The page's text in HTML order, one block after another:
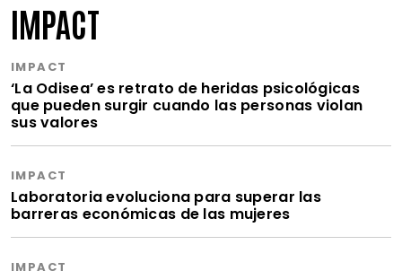
IMPACT
IMPACT
‘La Odisea’ es retrato de heridas psicológicas
que pueden surgir cuando las personas violan
sus valores
IMPACT
Laboratoria evoluciona para superar las
barreras económicas de las mujeres
IMPACT